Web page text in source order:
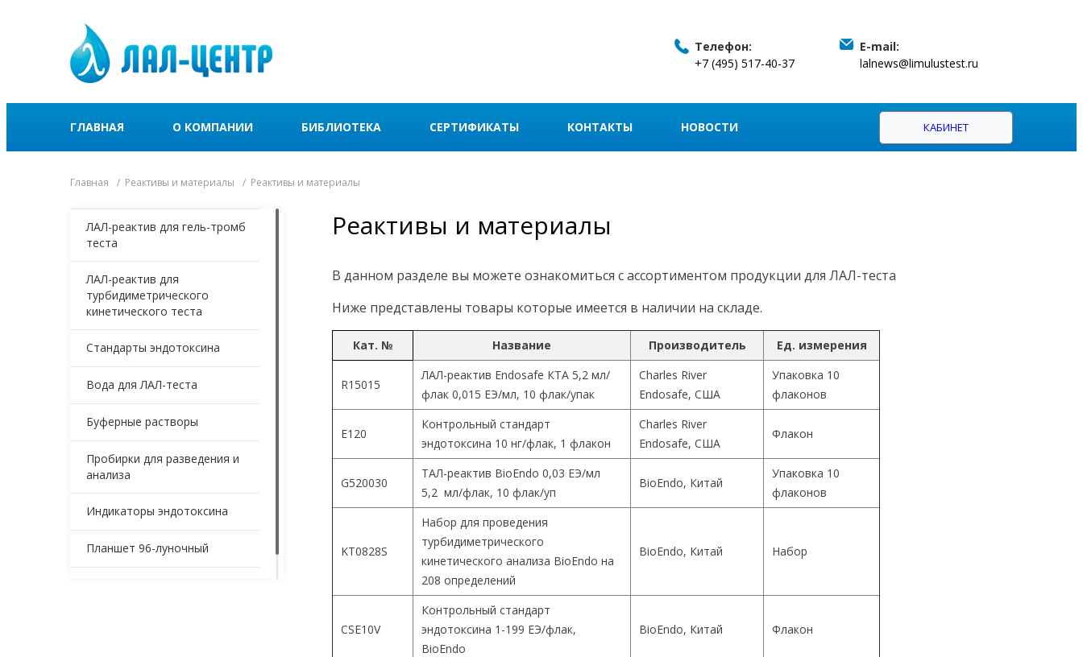
Телефон:
+7 (495) 517-40-37
E-mail:
lalnews@limulustest.ru
ГЛАВНАЯ О КОМПАНИИ БИБЛИОТЕКА СЕРТИФИКАТЫ КОНТАКТЫ НОВОСТИ КАБИНЕТ
Главная Реактивы и материалы Реактивы и материалы
ЛАЛ-реактив для гель-тромб
теста
ЛАЛ-реактив для
турбидиметрического
кинетического теста
Стандарты эндотоксина
Вода для ЛАЛ-теста
Буферные растворы
Пробирки для разведения и
анализа
Индикаторы эндотоксина
Планшет 96-луночный
Реактивы и материалы
В данном разделе вы можете ознакомиться с ассортиментом продукции для ЛАЛ-теста
Ниже представлены товары которые имеется в наличии на складе.
Кат. № Название Производитель Ед. измерения
R15015
ЛАЛ-реактив Endosafe КТА 5,2 мл/
флак 0,015 ЕЭ/мл, 10 флак/упак
Charles River
Endosafe, США
Упаковка 10
флаконов
Е120
Контрольный стандарт
эндотоксина 10 нг/флак, 1 флакон
Charles River
Endosafe, США
Флакон
G520030
ТАЛ-реактив BioEndo 0,03 ЕЭ/мл
5,2 мл/флак, 10 флак/уп
BioEndo, Китай
Упаковка 10
флаконов
KT0828S
Набор для проведения
турбидиметрического
кинетического анализа BioEndo на
208 определений
BioEndo, Китай Набор
CSE10V
Контрольный стандарт
эндотоксина 1-199 ЕЭ/флак,
BioEndo
BioEndo, Китай Флакон